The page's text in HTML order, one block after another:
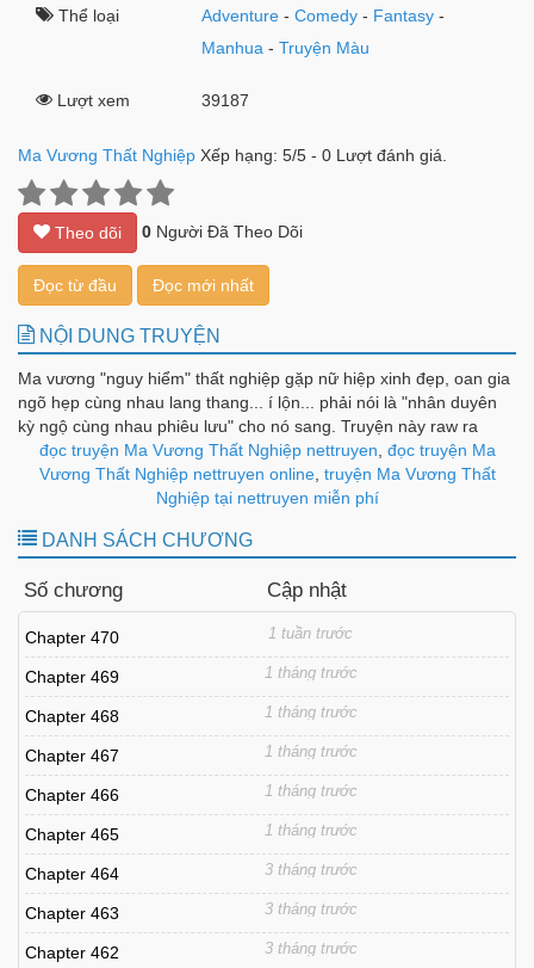
Thể loại Adventure -Comedy - Fantasy -
Manhua -Truyện Màu
Lượt xem 39187
Ma Vương Thất Nghiệp Xếp hạng: 5/5 - 0 Lượt đánh giá.
Theo dõi 0 Người Đã Theo Dõi
Đọc từ đầu Đọc mới nhất
NỘI DUNG TRUYỆN
Ma vương "nguy hiểm" thất nghiệp gặp nữ hiệp xinh đẹp, oan gia
ngõ hẹp cùng nhau lang thang... í lộn... phải nói là "nhân duyên
kỳ ngộ cùng nhau phiêu lưu" cho nó sang. Truyện này raw ra
chậm nên ad đợi nhiều rồi dịch luôn, đỡ mất công đang hay lại
phải đợi, đợi đến chap mới lại quên mất chap cũ nói gì, mắc công
đọc truyện Ma Vương Thất Nghiệp nettruyen đọc truyện Ma
Vương Thất Nghiệp nettruyen online, truyện Ma Vương Thất
Nghiệp tại nettruyen miễn phí
DANH SÁCH CHƯƠNG
Số chương Cập nhật
Chapter 470 1 tuần trước
Chapter 469 1 tháng trước
Chapter 468 1 tháng trước
Chapter 467 1 tháng trước
Chapter 466 1 tháng trước
Chapter 465 1 tháng trước
Chapter 464 3 tháng trước
Chapter 463 3 tháng trước
Chapter 462 3 tháng trước